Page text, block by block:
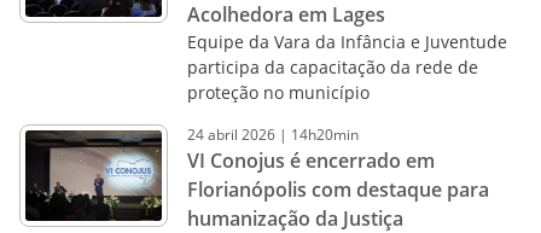
Acolhedora em Lages
Equipe da Vara da Infância e Juventude
participa da capacitação da rede de
proteção no município
24abril 2026 | 14h20min
VI Conojus é encerrado em
Florianópolis com destaque para
humanização da Justiça